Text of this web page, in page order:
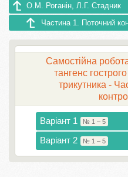
О.М. Роганін, Л.Г. Стадник
Частина 1. Поточний
Самостійна
тангенс
трикутника -
Варіант 1 № 1 – 5
Варіант 2 № 1 – 5